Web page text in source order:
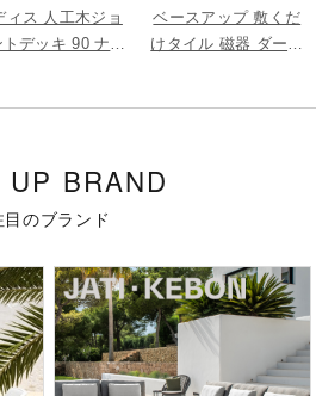
ィス 人工木ジョ
トデッキ 90 ナチ
ベースアップ 敷くだ
けタイル 磁器 ダーク
UP BRAND
目のブランド